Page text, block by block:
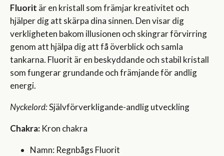
Fluorit är en kristall som främjar kreativitet och
hjälper dig att skärpa dina sinnen. Den visar dig
verkligheten bakom illusionen och skingrar förvirring
genom att hjälpa dig att få överblick och samla
tankarna. Fluorit är en beskyddande och stabil kristall
som fungerar grundande och främjande för andlig
energi.
Nyckelord:Självförverkligande-andlig utveckling
Chakra: Kron chakra
Namn: Regnbågs Fluorit